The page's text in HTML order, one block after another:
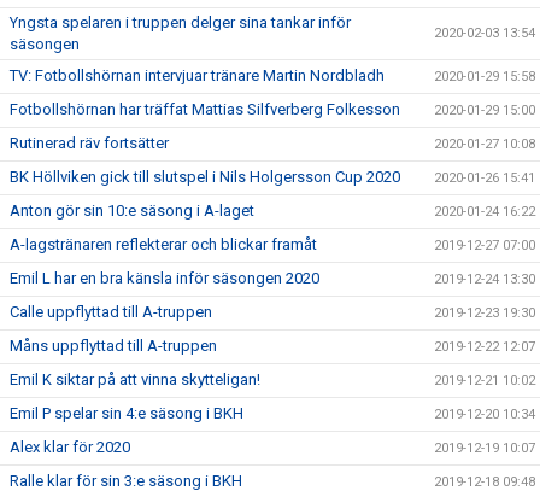
Yngsta spelaren i truppen delger sina tankar inför
säsongen
2020-02-03 13:54
TV: Fotbollshörnan intervjuar tränare Martin Nordbladh 2020-01-29 15:58
Fotbollshörnan har träffat Mattias Silfverberg Folkesson 2020-01-29 15:00
Rutinerad räv fortsätter 2020-01-27 10:08
BK Höllviken gick till slutspel i Nils Holgersson Cup 2020 2020-01-26 15:41
Anton gör sin 10:e säsong i A-laget 2020-01-24 16:22
A-lagstränaren reflekterar och blickar framåt 2019-12-27 07:00
Emil L har en bra känsla inför säsongen 2020 2019-12-24 13:30
Calle uppflyttad till A-truppen 2019-12-23 19:30
Måns uppflyttad till A-truppen 2019-12-22 12:07
Emil K siktar på att vinna skytteligan! 2019-12-21 10:02
Emil P spelar sin 4:e säsong i BKH 2019-12-20 10:34
Alex klar för 2020 2019-12-19 10:07
Ralle klar för sin 3:e säsong i BKH 2019-12-18 09:48